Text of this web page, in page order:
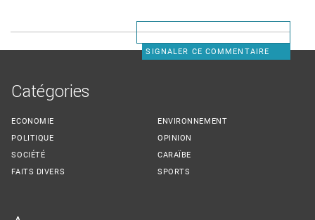
SIGNALER CE COMMENTAIRE
Catégories
ECONOMIE
POLITIQUE
SOCIÉTÉ
FAITS DIVERS
ENVIRONNEMENT
OPINION
CARAÏBE
SPORTS